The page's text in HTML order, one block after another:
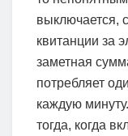
выключается,
квитанции за
заметная
потребляет
каждую
тогда, когда